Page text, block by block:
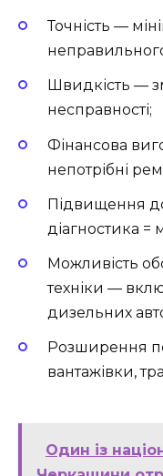
Точність —
Швидкість —
несправності;
Фінансова
непотрібні
Підвищення
діагностика
Можливість
техніки —
дизельних
Розширення
вантажівки,
Один із